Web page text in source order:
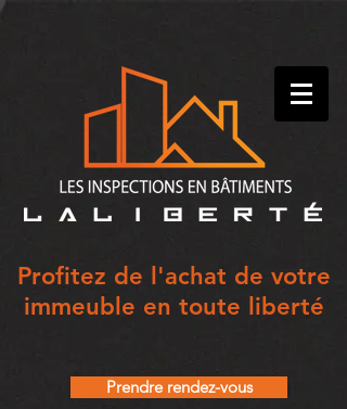
Prendre rendez-vous
Profitez de l'achat de votre
immeuble en toute liberté